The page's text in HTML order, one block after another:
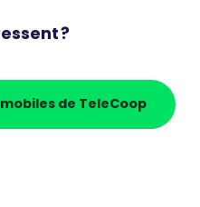
?
de TeleCoop